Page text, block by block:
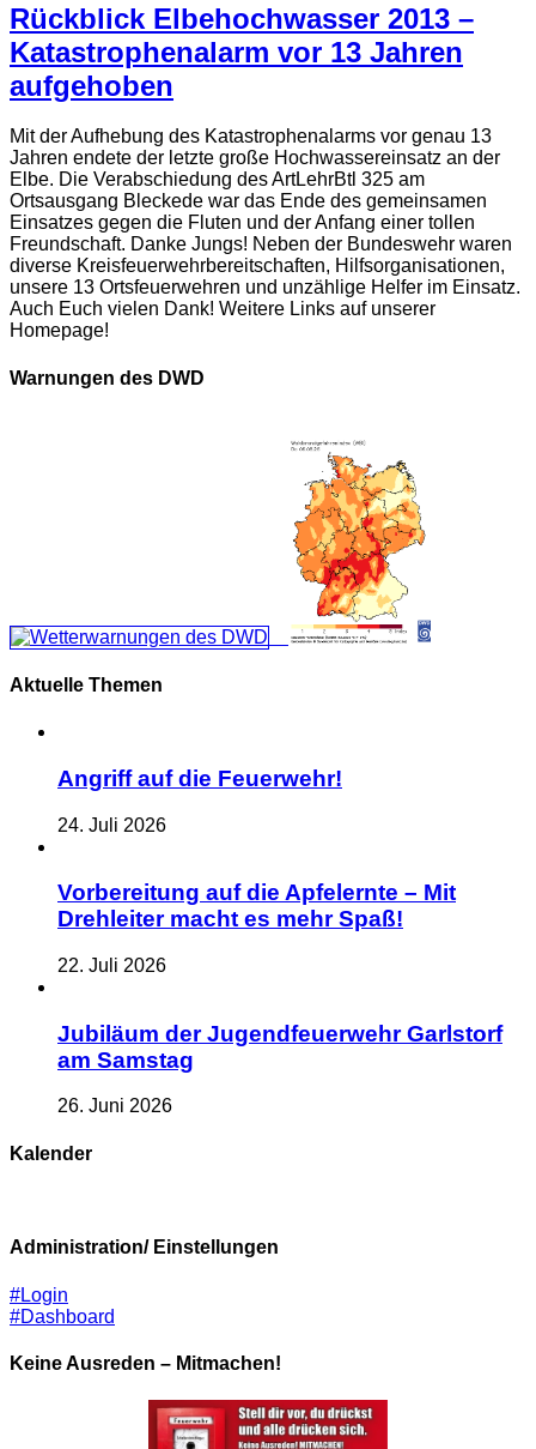
Rückblick Elbehochwasser 2013 –
Katastrophenalarm vor 13 Jahren
aufgehoben
Mit der Aufhebung des Katastrophenalarms vor genau 13
Jahren endete der letzte große Hochwassereinsatz an der
Elbe. Die Verabschiedung des ArtLehrBtl 325 am
Ortsausgang Bleckede war das Ende des gemeinsamen
Einsatzes gegen die Fluten und der Anfang einer tollen
Freundschaft. Danke Jungs! Neben der Bundeswehr waren
diverse Kreisfeuerwehrbereitschaften, Hilfsorganisationen,
unsere 13 Ortsfeuerwehren und unzählige Helfer im Einsatz.
Auch Euch vielen Dank! Weitere Links auf unserer
Homepage!
Warnungen des DWD
Aktuelle Themen
Angriff auf die Feuerwehr!
24. Juli 2026
Vorbereitung auf die Apfelernte – Mit
Drehleiter macht es mehr Spaß!
22. Juli 2026
Jubiläum der Jugendfeuerwehr Garlstorf
am Samstag
26. Juni 2026
Kalender
Administration/ Einstellungen
#Login
#Dashboard
Keine Ausreden – Mitmachen!